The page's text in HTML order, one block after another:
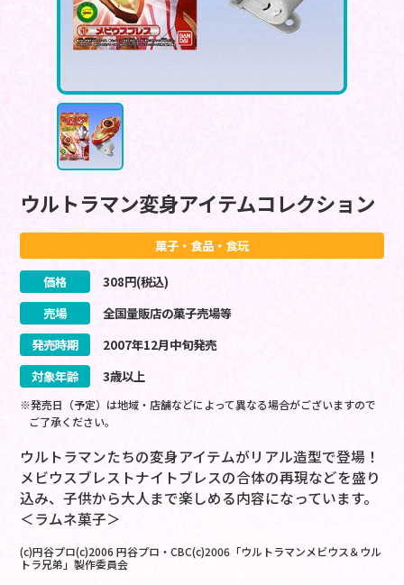
ウルトラマン変身アイテムコレクション
菓子・食品・食玩
価格 308円(税込)
売場
全国量販店の菓子売場等
発売時期
2007年12月中旬発売
対象年齢
3歳以上
※発売日（予定）は地域・店舗などによって異なる場合がございますので
ご了承ください。
ウルトラマンたちの変身アイテムがリアル造型で登場！
メビウスブレストナイトブレスの合体の再現などを盛り
込み、子供から大人まで楽しめる内容になっています。
＜ラムネ菓子＞
(c)円谷プロ(c)2006 円谷プロ・CBC(c)2006「ウルトラマンメビウス＆ウル
トラ兄弟」製作委員会